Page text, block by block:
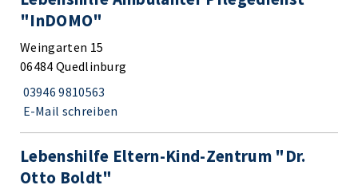
"InDOMO"
Weingarten 15
06484 Quedlinburg
03946 9810563
E-Mail schreiben
Lebenshilfe Eltern-Kind-Zentrum "Dr.
Otto Boldt"